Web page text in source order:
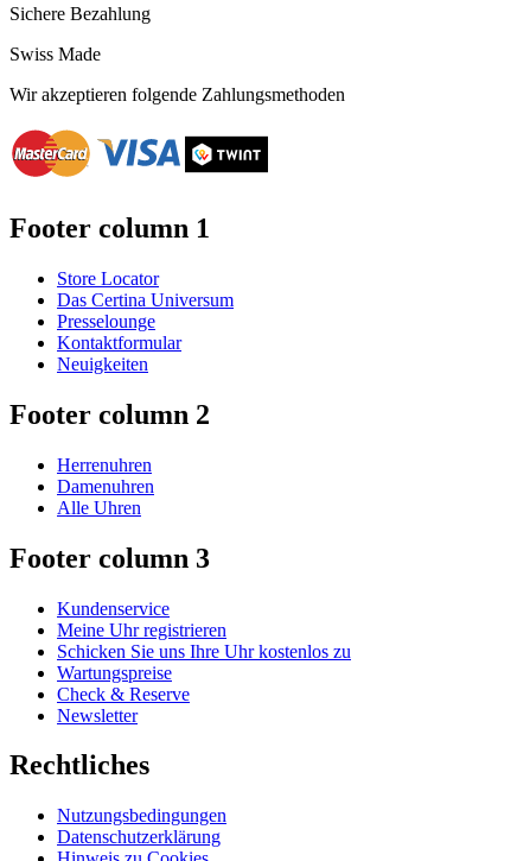
Sichere Bezahlung
Swiss Made
Wir akzeptieren folgende Zahlungsmethoden
Footer column 1
Store Locator
Das Certina Universum
Presselounge
Kontaktformular
Neuigkeiten
Footer column 2
Herrenuhren
Damenuhren
Alle Uhren
Footer column 3
Kundenservice
Meine Uhr registrieren
Schicken Sie uns Ihre Uhr kostenlos zu
Wartungspreise
Check & Reserve
Newsletter
Rechtliches
Nutzungsbedingungen
Datenschutzerklärung